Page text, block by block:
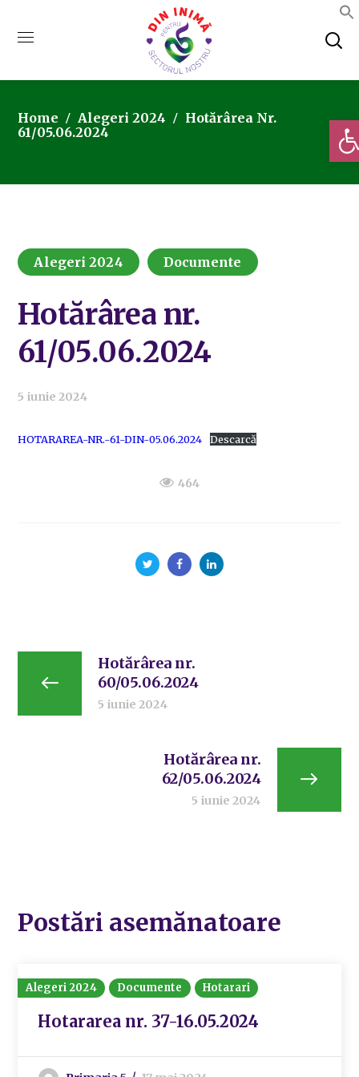
Home Alegeri 2024
Hotărârea Nr.
61/05.06.2024
Alegeri 2024 Documente
Hotărârea nr.
61/05.06.2024
5 iunie 2024
HOTARAREA-NR.-61-DIN-05.06.2024 Descarcă
464
Hotărârea nr.
60/05.06.2024
5 iunie 2024
Hotărârea nr.
62/05.06.2024
5 iunie 2024
Postări asemănatoare
Alegeri 2024 Documente Hotarari
Hotararea nr. 37-16.05.2024